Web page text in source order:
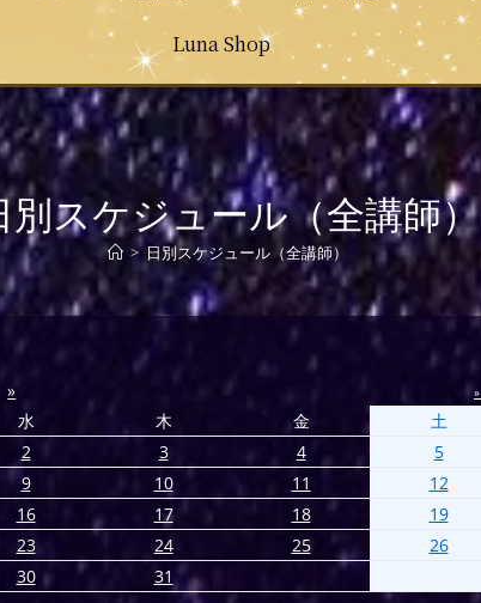
Luna Shop
別スケジュール（全講師）
> 日別スケジュール（全講師）
»
水 木 金
土
2 3 4
5
9 10 11
12
16 17 18
19
23 24 25
26
30 31